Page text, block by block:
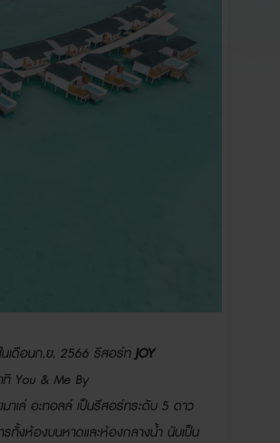
นเดือนก.ย. 2566 รีสอร์ทJOY
ทิ You & Me By
าเล่ อะทอลล์ เป็นรีสอร์ทระดับ 5 ดาว
ทั้งห้องบนหาดและห้องกลางน้ำ นับเป็น